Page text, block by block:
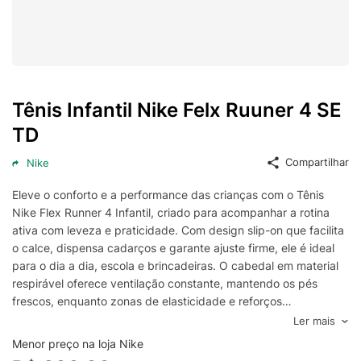
Tênis Infantil Nike Felx Ruuner 4 SE
TD
Nike Compartilhar
Eleve o conforto e a performance das crianças com o Tênis
Nike Flex Runner 4 Infantil, criado para acompanhar a rotina
ativa com leveza e praticidade. Com design slip-on que facilita
o calce, dispensa cadarços e garante ajuste firme, ele é ideal
para o dia a dia, escola e brincadeiras. O cabedal em material
respirável oferece ventilação constante, mantendo os pés
frescos, enquanto zonas de elasticidade e reforços
estratégicos proporcionam suporte onde mais precisam.
A entressola macia com amortecimento responsivo absorve
impactos a cada passo, entregando transições suaves e
Ler mais
Menor preço na loja Nike